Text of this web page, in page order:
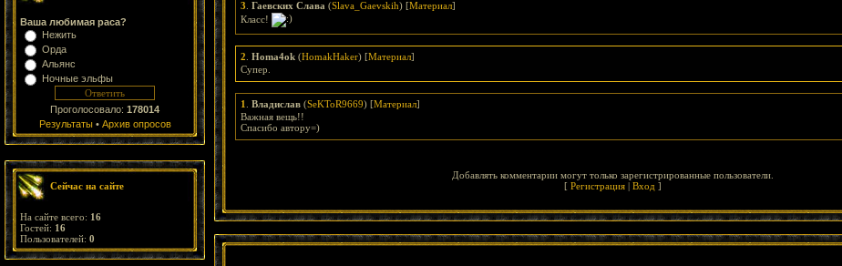
Ваша любимая раса?
Нежить
Орда
Альянс
Ночные эльфы
Проголосовало: 178014
Результаты• Архив опросов
Сейчас на сайте
На сайте всего: 16
Гостей: 16
Пользователей: 0
3 Гаевских Слава (Slava_Gaevskih) [Материал]
Класс!
2 Homa4ok (HomakHaker) [Материал]
Супер.
1 Владислав (SeKToR9669) [Материал]
Важная вещь!!
Спасибо автору=)
Добавлять комментарии могут только зарегистрированные пользователи.
[ Регистрация| Вход ]